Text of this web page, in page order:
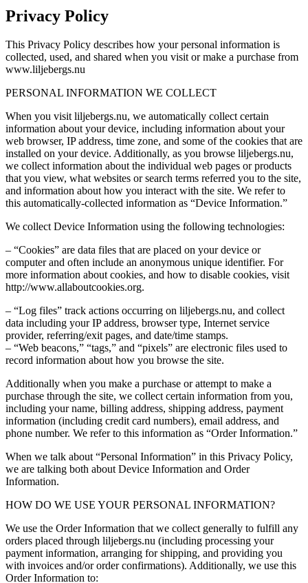
Privacy Policy
This Privacy Policy describes how your personal information is
collected, used, and shared when you visit or make a purchase from
www.liljebergs.nu
PERSONAL INFORMATION WE COLLECT
When you visit liljebergs.nu, we automatically collect certain
information about your device, including information about your
web browser, IP address, time zone, and some of the cookies that are
installed on your device. Additionally, as you browse liljebergs.nu,
we collect information about the individual web pages or products
that you view, what websites or search terms referred you to the site,
and information about how you interact with the site. We refer to
this automatically-collected information as “Device Information.”
We collect Device Information using the following technologies:
– “Cookies” are data files that are placed on your device or
computer and often include an anonymous unique identifier. For
more information about cookies, and how to disable cookies, visit
http://www.allaboutcookies.org.
– “Log files” track actions occurring on liljebergs.nu, and collect
data including your IP address, browser type, Internet service
provider, referring/exit pages, and date/time stamps.
– “Web beacons,” “tags,” and “pixels” are electronic files used to
record information about how you browse the site.
Additionally when you make a purchase or attempt to make a
purchase through the site, we collect certain information from you,
including your name, billing address, shipping address, payment
information (including credit card numbers), email address, and
phone number. We refer to this information as “Order Information.”
When we talk about “Personal Information” in this Privacy Policy,
we are talking both about Device Information and Order
Information.
HOW DO WE USE YOUR PERSONAL INFORMATION?
We use the Order Information that we collect generally to fulfill any
orders placed through liljebergs.nu (including processing your
payment information, arranging for shipping, and providing you
with invoices and/or order confirmations). Additionally, we use this
Order Information to: